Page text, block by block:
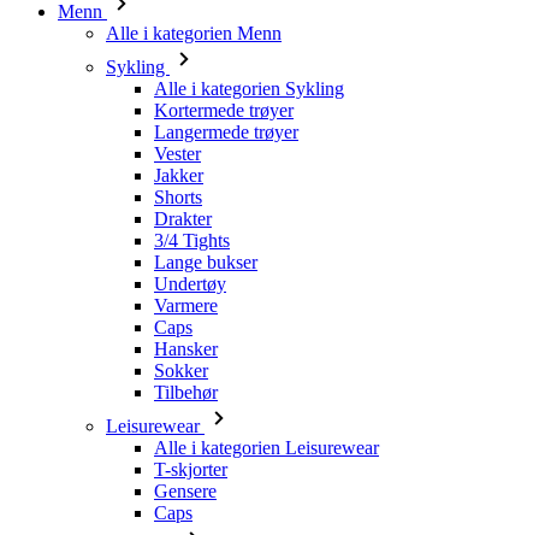
Menn
Alle i kategorien Menn
Sykling
Alle i kategorien Sykling
Kortermede trøyer
Langermede trøyer
Vester
Jakker
Shorts
Drakter
3/4 Tights
Lange bukser
Undertøy
Varmere
Caps
Hansker
Sokker
Tilbehør
Leisurewear
Alle i kategorien Leisurewear
T-skjorter
Gensere
Caps